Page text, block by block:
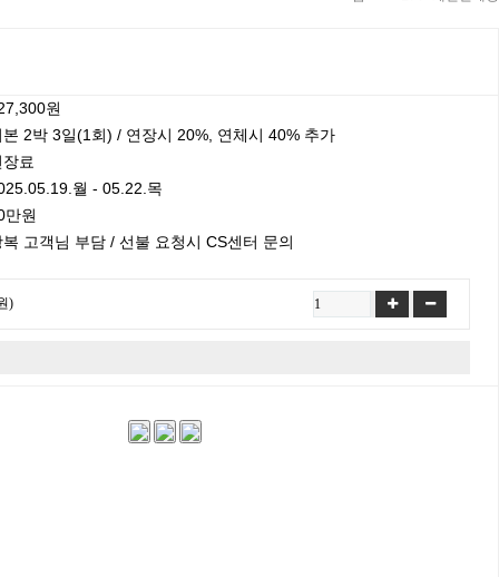
원
본 2박 3일(1회) / 연장시 20%, 연체시 40% 추가
장료
월 - 05.22.목
만원
복 고객님 부담 / 선불 요청시 CS센터 문의
)